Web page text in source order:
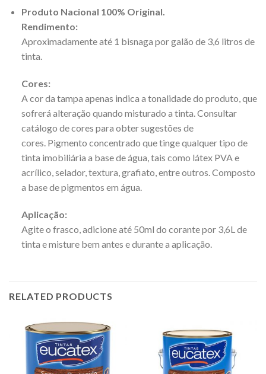
Produto Nacional 100% Original.
Rendimento:
Aproximadamente até 1 bisnaga por galão de 3,6 litros de
tinta.
Cores:
A cor da tampa apenas indica a tonalidade do produto, que
sofrerá alteração quando misturado a tinta. Consultar
catálogo de cores para obter sugestões de
cores. Pigmento concentrado que tinge qualquer tipo de
tinta imobiliária a base de água, tais como látex PVA e
acrílico, selador, textura, grafiato, entre outros. Composto
a base de pigmentos em água.
Aplicação:
Agite o frasco, adicione até 50ml do corante por 3,6L de
tinta e misture bem antes e durante a aplicação.
RELATED PRODUCTS